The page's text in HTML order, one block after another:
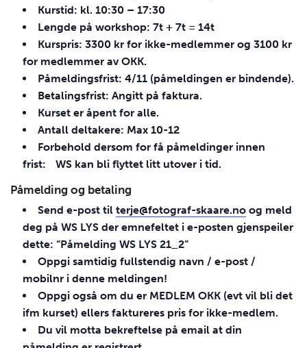
Kurstid: kl. 10:30 – 17:30
Lengde på workshop: 7t + 7t = 14t
Kurspris: 3300 kr for ikke-medlemmer og 3100 kr
for medlemmer avOKK.
Påmeldingsfrist: 4/11 (påmeldingen er bindende).
Betalingsfrist: Angitt på faktura.
Kurset er åpent for alle.
Antall deltakere: Max 10-12
Forbehold dersom for få påmeldinger innen
frist: WS kan bli flyttet litt utover i tid.
Påmelding og betaling
Send e-post til terje@fotograf-skaare.noog meld
deg på WS LYSder emnefeltet i e-posten gjenspeiler
dette: “Påmelding WS LYS21_2”
Oppgi samtidig fullstendig navn / e-post /
mobilnr i denne meldingen!
Oppgi også om du er MEDLEM OKK(evt vil bli det
ifm kurset) ellers faktureres pris for ikke-medlem.
Du vil motta bekreftelse på email at din